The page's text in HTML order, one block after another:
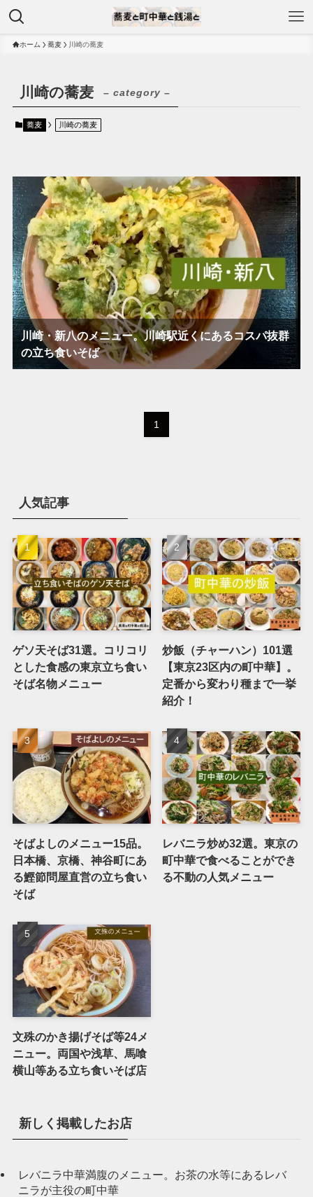
ホーム 蕎麦 川崎の蕎麦
川崎の蕎麦 – category –
蕎麦 川崎の蕎麦
川崎・新八のメニュー。川崎駅近くにあるコスパ抜群
の立ち食いそば
1
人気記事
ゲソ天そば31選。コリコリ
とした食感の東京立ち食い
そば名物メニュー
炒飯（チャーハン）101選
【東京23区内の町中華】。
定番から変わり種まで一挙
紹介！
そばよしのメニュー15品。
日本橋、京橋、神谷町にあ
る鰹節問屋直営の立ち食い
そば
レバニラ炒め32選。東京の
町中華で食べることができ
る不動の人気メニュー
文殊のかき揚げそば等24メ
ニュー。両国や浅草、馬喰
横山等ある立ち食いそば店
新しく掲載したお店
レバニラ中華満腹のメニュー。お茶の水等にあるレバ
ニラが主役の町中華